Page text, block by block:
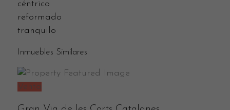
céntrico
reformado
tranquilo
Inmuebles Similares
Venta